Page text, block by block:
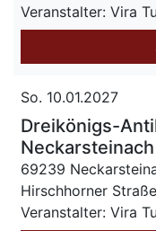
Veranstalter: Vira
So. 10.01.2027
Dreikönigs-
Neckarsteinach
69239
Hirschhorner
Veranstalter: Vira